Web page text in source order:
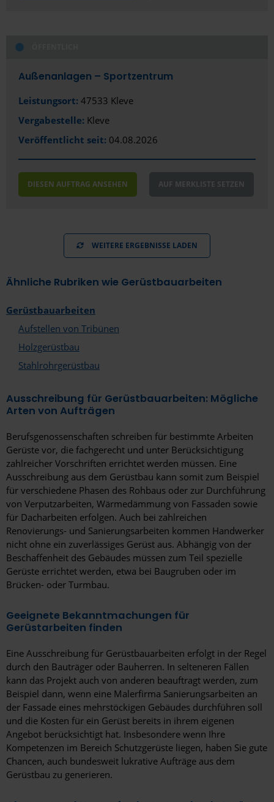
Königs Wusterhausen
Konstanz
Krefeld
Landau
Landshut
Ludwigsburg
Ludwigsfelde
Ludwigshafen am Rhein
Lüneburg
Lünen
Magdeburg
Mainz
Mannheim
Marburg
Marl
Mayen
Merzig
Möchengladbach
Moers
Mönchengladbach
Mülheim an der Ruhr
München
Außenanlagen – Sportzentrum
Leistungsort: 47533 Kleve
Vergabestelle: Kleve
Veröffentlicht seit: 04.08.2026
DIESEN AUFTRAG ANSEHEN AUF MERKLISTE SETZEN
WEITERE ERGEBNISSE LADEN
Ähnliche Rubriken wie Gerüstbauarbeiten
Gerüstbauarbeiten
Aufstellen von Tribünen
Holzgerüstbau
Stahlrohrgerüstbau
Ausschreibung für Gerüstbauarbeiten: Mögliche
Arten von Aufträgen
Berufsgenossenschaften schreiben für bestimmte Arbeiten
Gerüste vor, die fachgerecht und unter Berücksichtigung
zahlreicher Vorschriften errichtet werden müssen. Eine
Ausschreibung aus dem Gerüstbau kann somit zum Beispiel
für verschiedene Phasen des Rohbaus oder zur Durchführung
von Verputzarbeiten, Wärmedämmung von Fassaden sowie
für Dacharbeiten erfolgen. Auch bei zahlreichen
Renovierungs- und Sanierungsarbeiten kommen Handwerker
nicht ohne ein zuverlässiges Gerüst aus. Abhängig von der
Beschaffenheit des Gebäudes müssen zum Teil spezielle
Gerüste errichtet werden, etwa bei Baugruben oder im
Brücken- oder Turmbau.
Geeignete Bekanntmachungen für
Gerüstarbeiten finden
Eine Ausschreibung für Gerüstbauarbeiten erfolgt in der Regel
durch den Bauträger oder Bauherren. In selteneren Fällen
kann das Projekt auch von anderen beauftragt werden, zum
Beispiel dann, wenn eine Malerfirma Sanierungsarbeiten an
der Fassade eines mehrstöckigen Gebäudes durchführen soll
und die Kosten für ein Gerüst bereits in ihrem eigenen
Angebot berücksichtigt hat. Insbesondere wenn Ihre
Kompetenzen im Bereich Schutzgerüste liegen, haben Sie gute
Chancen, auch bundesweit lukrative Aufträge aus dem
Gerüstbau zu generieren.